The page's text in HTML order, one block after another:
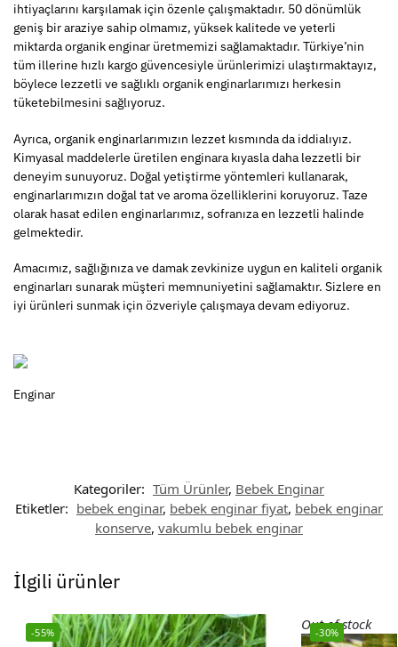
ihtiyaçlarını karşılamak için özenle çalışmaktadır. 50 dönümlük
geniş bir araziye sahip olmamız, yüksek kalitede ve yeterli
miktarda organik enginar üretmemizi sağlamaktadır. Türkiye’nin
tüm illerine hızlı kargo güvencesiyle ürünlerimizi ulaştırmaktayız,
böylece lezzetli ve sağlıklı organik enginarlarımızı herkesin
tüketebilmesini sağlıyoruz.
Ayrıca, organik enginarlarımızın lezzet kısmında da iddialıyız.
Kimyasal maddelerle üretilen enginara kıyasla daha lezzetli bir
deneyim sunuyoruz. Doğal yetiştirme yöntemleri kullanarak,
enginarlarımızın doğal tat ve aroma özelliklerini koruyoruz. Taze
olarak hasat edilen enginarlarımız, sofranıza en lezzetli halinde
gelmektedir.
Amacımız, sağlığınıza ve damak zevkinize uygun en kaliteli organik
enginarları sunarak müşteri memnuniyetini sağlamaktır. Sizlere en
iyi ürünleri sunmak için özveriyle çalışmaya devam ediyoruz.
Enginar
Kategoriler: Tüm Ürünler, Bebek Enginar
Etiketler: bebek enginar, bebek enginar fiyat, bebek enginar
konserve, vakumlu bebek enginar
İlgili ürünler
-55% -30%
Out of stock